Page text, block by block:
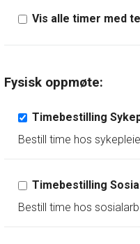
Vis alle timer med
Fysisk oppmøte:
Timebestilling
Bestill time hos
Timebestilling
Bestill time hos